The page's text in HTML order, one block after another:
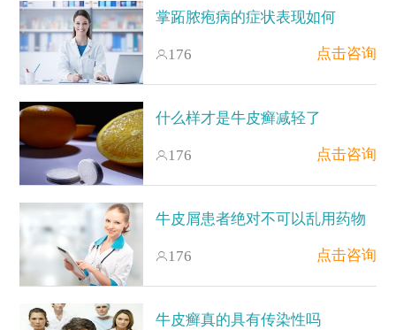
掌跖脓疱病的症状表现如何
176 点击咨询
什么样才是牛皮癣减轻了
176 点击咨询
牛皮屑患者绝对不可以乱用药物
176 点击咨询
牛皮癣真的具有传染性吗